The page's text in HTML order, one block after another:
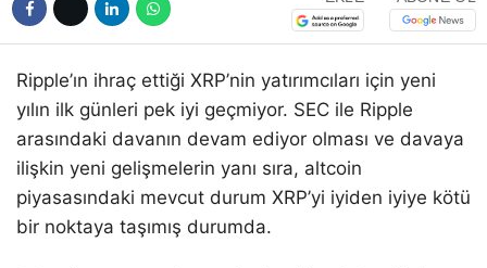
Ripple’ın ihraç ettiği XRP’nin yatırımcıları için yeni
yılın ilk günleri pek iyi geçmiyor. SEC ile Ripple
arasındaki davanın devam ediyor olması ve davaya
ilişkin yeni gelişmelerin yanı sıra, altcoin
piyasasındaki mevcut durum XRP’yi iyiden iyiye kötü
bir noktaya taşımış durumda.